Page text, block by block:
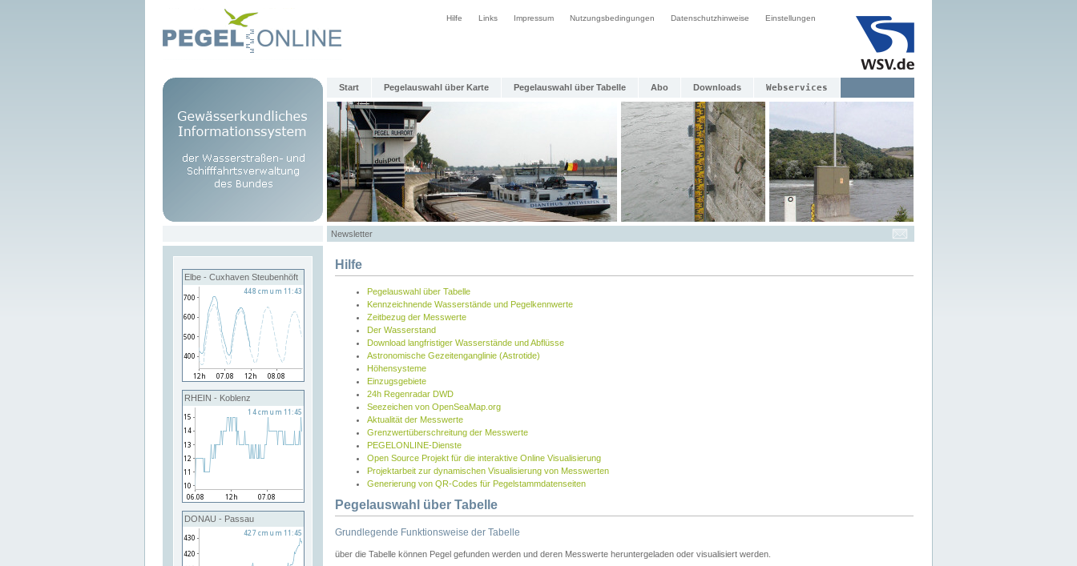
Hilfe Links Impressum Nutzungsbedingungen Datenschutzhinweise Einstellungen
Start Pegelauswahl über Karte Pegelauswahl über Tabelle Abo Downloads Webservices
Newsletter
Elbe - Cuxhaven Steubenhöft
RHEIN - Koblenz
DONAU - Passau
Hilfe
Pegelauswahl über Tabelle
Kennzeichnende Wasserstände und Pegelkennwerte
Zeitbezug der Messwerte
Der Wasserstand
Download langfristiger Wasserstände und Abflüsse
Astronomische Gezeitenganglinie (Astrotide)
Höhensysteme
Einzugsgebiete
24h Regenradar DWD
Seezeichen von OpenSeaMap.org
Aktualität der Messwerte
Grenzwertüberschreitung der Messwerte
PEGELONLINE-Dienste
Open Source Projekt für die interaktive Online Visualisierung
Projektarbeit zur dynamischen Visualisierung von Messwerten
Generierung von QR-Codes für Pegelstammdatenseiten
Pegelauswahl über Tabelle
Grundlegende Funktionsweise der Tabelle
über die Tabelle können Pegel gefunden werden und deren Messwerte heruntergeladen oder visualisiert werden.